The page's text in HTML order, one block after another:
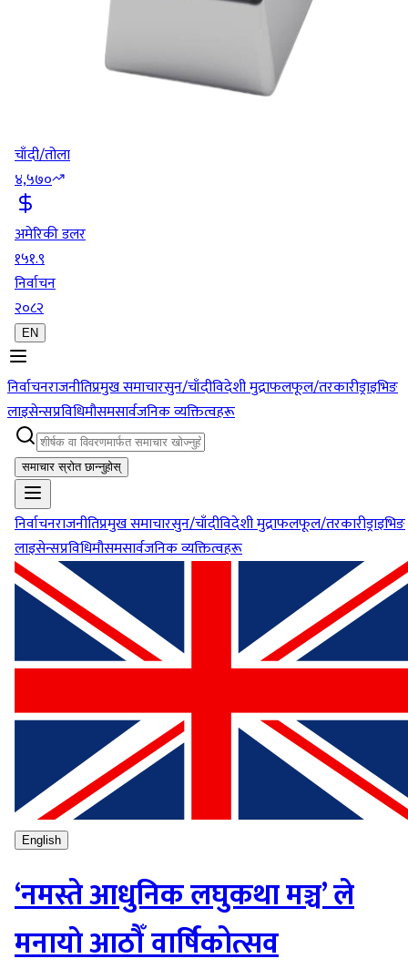
चाँदी/तोला
४,५७०
अमेरिकी डलर
१५१.९
निर्वाचन
२०८२
EN
निर्वाचनराजनीतिप्रमुख समाचारसुन/चाँदीविदेशी मुद्राफलफूल/तरकारीड्राइभिङ
लाइसेन्सप्रविधिमौसमसार्वजनिक व्यक्तित्वहरू
समाचार स्रोत छान्नुहोस्
निर्वाचनराजनीतिप्रमुख समाचारसुन/चाँदीविदेशी मुद्राफलफूल/तरकारीड्राइभिङ
लाइसेन्सप्रविधिमौसमसार्वजनिक व्यक्तित्वहरू
English
‘नमस्ते आधुनिक लघुकथा मञ्च’ ले
मनायाे आठौँ वार्षिकोत्सव